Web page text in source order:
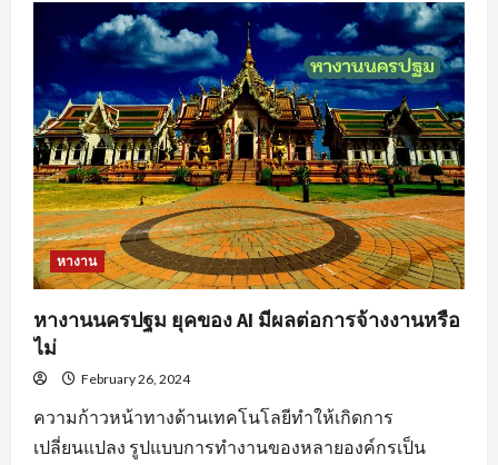
งาน
ขับ
รถ
สร้าง
แรง
บันดาล
ใจ
ให้
กับ
ตนเอง
หางาน
หางานนครปฐม ยุคของ AI มีผลต่อการจ้างงานหรือ
ไม่
February 26, 2024
ความก้าวหน้าทางด้านเทคโนโลยีทำให้เกิดการ
เปลี่ยนแปลง รูปแบบการทำงานของหลายองค์กรเป็น